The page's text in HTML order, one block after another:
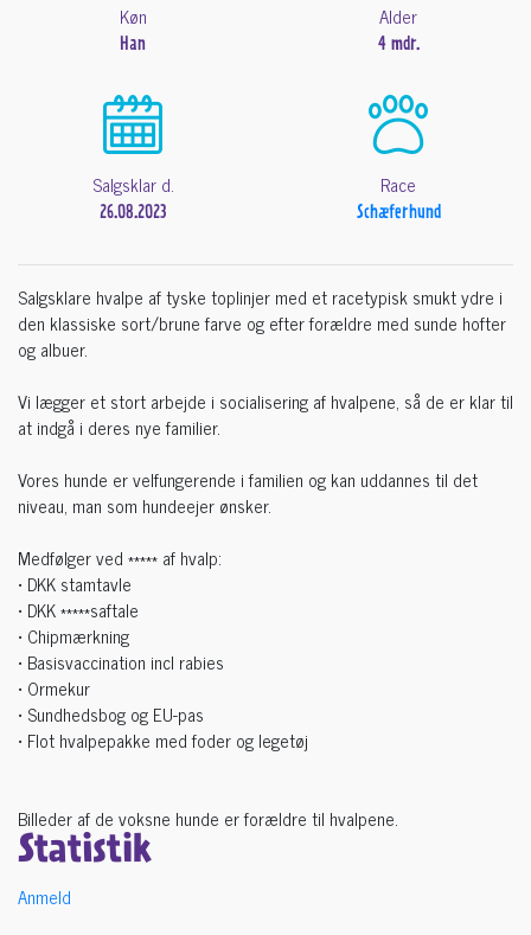
Køn
Han
Alder
4 mdr.
Salgsklar d.
26.08.2023
Race
Schæferhund
Salgsklare hvalpe af tyske toplinjer med et racetypisk smukt ydre i
den klassiske sort/brune farve og efter forældre med sunde hofter
og albuer.
Vi lægger et stort arbejde i socialisering af hvalpene, så de er klar til
at indgå i deres nye familier.
Vores hunde er velfungerende i familien og kan uddannes til det
niveau, man som hundeejer ønsker.
Medfølger ved ***** af hvalp:
• DKK stamtavle
• DKK *****saftale
• Chipmærkning
• Basisvaccination incl rabies
• Ormekur
• Sundhedsbog og EU-pas
• Flot hvalpepakke med foder og legetøj
Billeder af de voksne hunde er forældre til hvalpene.
Statistik
Anmeld